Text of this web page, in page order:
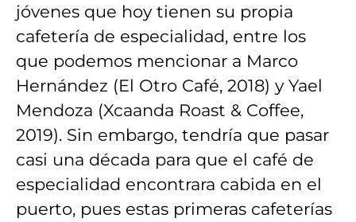
jóvenes que hoy tienen su propia
cafetería de especialidad, entre los
que podemos mencionar a Marco
Hernández (El Otro Café, 2018) y Yael
Mendoza (Xcaanda Roast & Coffee,
2019). Sin embargo, tendría que pasar
casi una década para que el café de
especialidad encontrara cabida en el
puerto, pues estas primeras cafeterías